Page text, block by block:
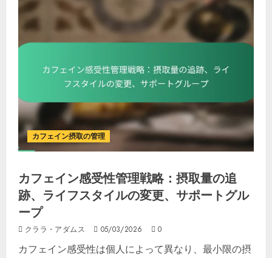
カフェイン摂取の管理
カフェイン感受性管理戦略：摂取量の追
跡、ライフスタイルの変更、サポートグル
ープ
クララ・アダムス 05/03/2026 0
カフェイン感受性は個人によって異なり、最小限の摂